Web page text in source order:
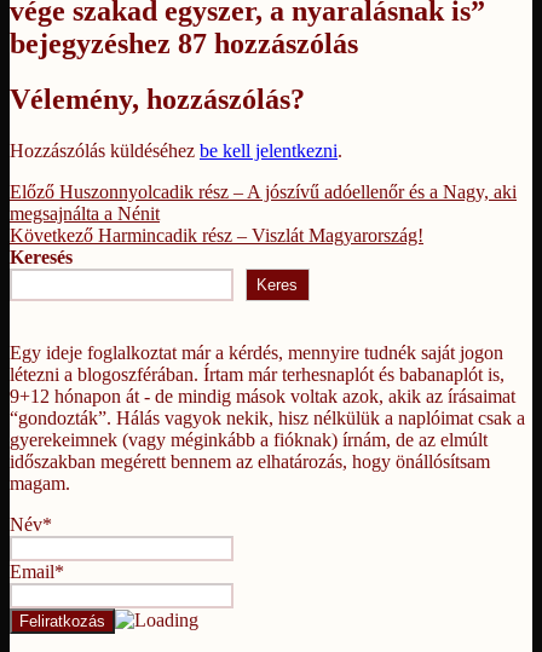
vége szakad egyszer, a nyaralásnak is”
bejegyzéshez 87 hozzászólás
Vélemény, hozzászólás?
Hozzászólás küldéséhez be kell jelentkezni.
Bejegyzés
navigáció
Előző Korábbi
bejegyzés:
Huszonnyolcadik rész – A jószívű adóellenőr és a Nagy, aki
megsajnálta a Nénit
Következő Következő
Harmincadik rész – Viszlát Magyarország!
Keresés
Keres
Egy ideje foglalkoztat már a kérdés, mennyire tudnék saját jogon
létezni a blogoszférában. Írtam már terhesnaplót és babanaplót is,
9+12 hónapon át - de mindig mások voltak azok, akik az írásaimat
“gondozták”. Hálás vagyok nekik, hisz nélkülük a naplóimat csak a
gyerekeimnek (vagy méginkább a fióknak) írnám, de az elmúlt
időszakban megérett bennem az elhatározás, hogy önállósítsam
magam.
Név*
Email*